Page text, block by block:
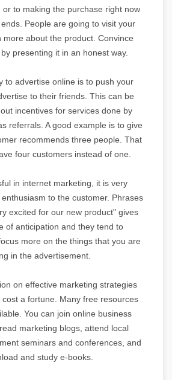
or to making the purchase right now
People are going to visit your
more about the product. Convince
presenting it in an honest way.
to advertise online is to push your
to their friends. This can be
incentives for services done by
referrals. A good example is to give
recommends three people. That
four customers instead of one.
in internet marketing, it is very
to the customer. Phrases
excited for our new product" gives
of anticipation and they tend to
more on the things that you are
in the advertisement.
on effective marketing strategies
a fortune. Many free resources
You can join online business
marketing blogs, attend local
seminars and conferences, and
and study e-books.